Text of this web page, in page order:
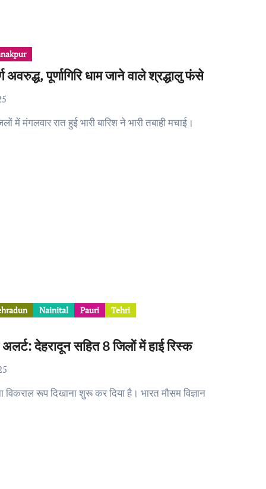
अवरुद्ध, पूर्णागिरि धाम जाने वाले श्रद्धालु फंसे
Nainital Pauri Tehri
अलर्ट: देहरादून सहित 8 जिलों में हाई रिस्क